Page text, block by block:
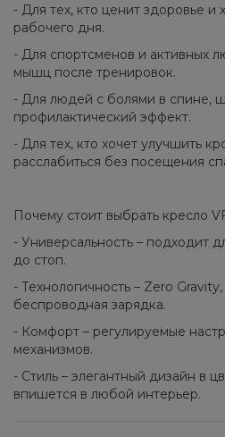
- Для тех, кто ценит здоровье и
рабочего дня.
- Для спортсменов и активных
мышц после тренировок.
- Для людей с болями в спине,
профилактический эффект.
- Для тех, кто хочет улучшить
расслабиться без посещения
Почему стоит выбрать кресло
- Универсальность – подходит
до стоп.
- Технологичность – Zero
беспроводная зарядка.
- Комфорт – регулируемые
механизмов.
- Стиль – элегантный дизайн в
впишется в любой интерьер.